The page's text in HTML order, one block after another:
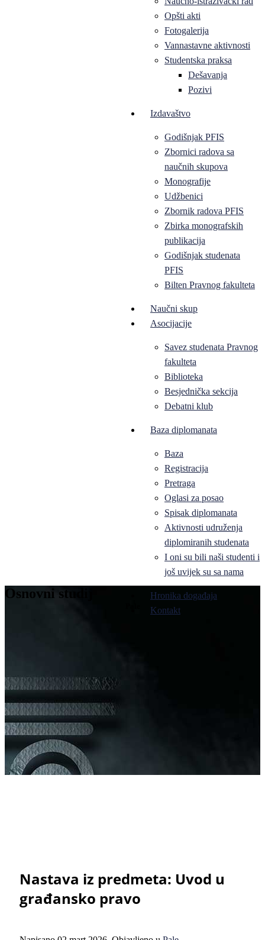
Opšti akti
Fotogalerija
Vannastavne aktivnosti
Studentska praksa
Dešavanja
Pozivi
Izdavaštvo
Godišnjak PFIS
Zbornici radova sa
naučnih skupova
Monografije
Udžbenici
Zbornik radova PFIS
Zbirka monografskih
publikacija
Godišnjak studenata
PFIS
Bilten Pravnog fakulteta
Naučni skup
Asocijacije
Savez studenata Pravnog
fakulteta
Biblioteka
Besjednička sekcija
Debatni klub
Baza diplomanata
Baza
Registracija
Pretraga
Oglasi za posao
Spisak diplomanata
Aktivnosti udruženja
diplomiranih studenata
I oni su bili naši studenti i
još uvijek su sa nama
Hronika događaja
Kontakt
Osnovni studij
Nastava iz predmeta: Uvod u
građansko pravo